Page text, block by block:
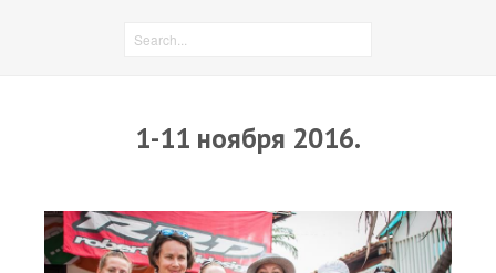
RRD Russian Cup
Новости
1-11 ноября 2016.